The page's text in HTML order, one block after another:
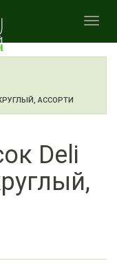
АССОРТИ
Deli